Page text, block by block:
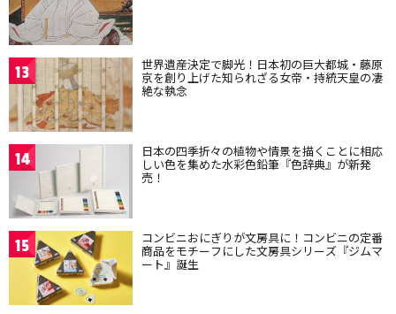
13 世界遺産決定で脚光！日本初の巨大都城・藤原
京を創り上げた知られざる女帝・持統天皇の凄
絶な執念
14 日本の四季折々の植物や情景を描くことに相応
しい色を集めた水彩色鉛筆『色辞典』が新発
売！
15 コンビニおにぎりが文房具に！コンビニの定番
商品をモチーフにした文房具シリーズ『ジムマ
ート』誕生